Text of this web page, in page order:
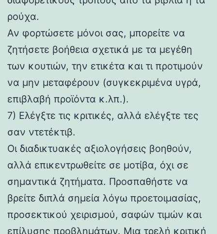
ρούχα.
Αν φορτώσετε μόνοι σας, μπορείτε να
ζητήσετε βοήθεια σχετικά με τα μεγέθη
των κουτιών, την ετικέτα και τι προτιμούν
να μην μεταφέρουν (συγκεκριμένα υγρά,
επιβλαβή προϊόντα κ.λπ.).
7) Ελέγξτε τις κριτικές, αλλά ελέγξτε τες
σαν ντετέκτιβ.
Οι διαδικτυακές αξιολογήσεις βοηθούν,
αλλά επικεντρωθείτε σε μοτίβα, όχι σε
σημαντικά ζητήματα. Προσπαθήστε να
βρείτε διπλά σημεία λόγω προετοιμασίας,
προσεκτικού χειρισμού, σαφών τιμών και
επίλυσης προβλημάτων. Μια τρελή κριτική